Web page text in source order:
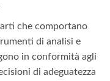
che comportano
di analisi e
in conformità agli
di adeguatezza